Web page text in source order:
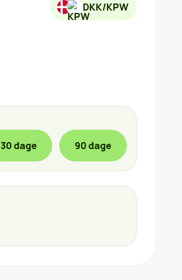
DKK/KPW
30 dage 90 dage